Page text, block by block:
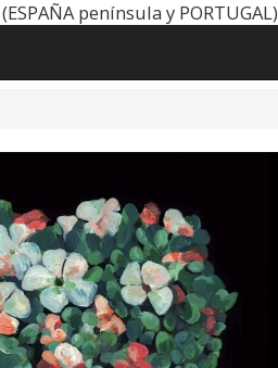
península y PORTUGAL)